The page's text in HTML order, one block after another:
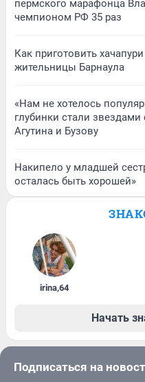
пермского марафонца
чемпионом РФ 35 раз
Как приготовить
жительницы Барнаула
«Нам не хотелось
глубинки стали
Агутина и Бузову
Накипело у младшей
осталась быть хорошей»
irina,64
Начать
Подписаться на